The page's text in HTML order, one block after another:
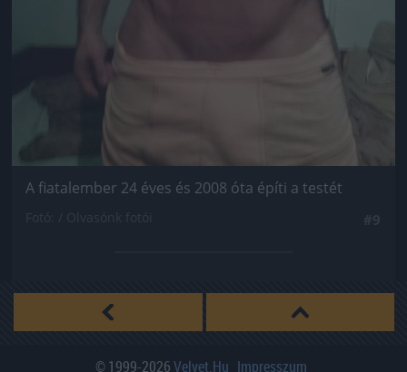
A fiatalember 24 éves és 2008 óta építi a testét
© 1999-2026Velvet.hu Impresszum